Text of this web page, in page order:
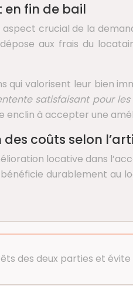
fin de bail
crucial de la
aux frais du
valorisent leur bien
satisfaisant pour
enclin à accepter une
coûts selon
locative dans
durablement au
des deux parties et